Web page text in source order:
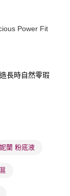
天到店，3天內
Power Fit
長時自然零瑕
蘭 粉底液